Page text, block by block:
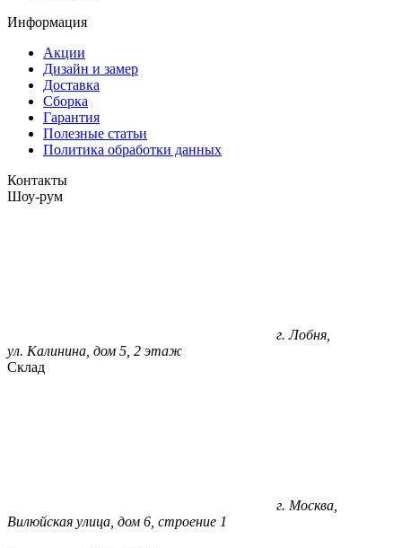
Информация
Акции
Дизайн и замер
Доставка
Сборка
Гарантия
Полезные статьи
Политика обработки данных
Контакты
Шоу-рум
г. Лобня,
ул. Калинина, дом 5, 2 этаж
Склад
г. Москва,
Вилюйская улица, дом 6, строение 1